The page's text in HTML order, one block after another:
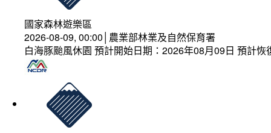
國家森林遊樂區
2026-08-09, 00:00│農業部林業及自然保育署
白海豚颱風休園 預計開始日期：2026年08月09日 預計